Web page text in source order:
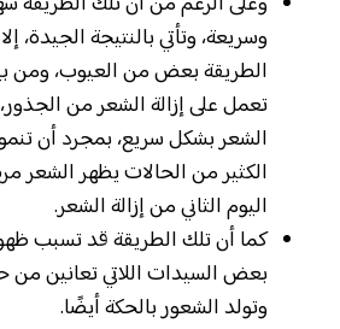
وسريعة، وتأتي بالنتيجة الجيدة،
الطريقة بعض من العيوب، ومن
تعمل على إزالة الشعر من
الشعر بشكل سريع، بمجرد أن
الكثير من الحالات يظهر الشعر
اليوم الثاني من إزالة الشعر.
كما أن تلك الطريقة قد تسبب
بعض السيدات اللاتي تعانين من
وتولد الشعور بالحكة أيضًا.